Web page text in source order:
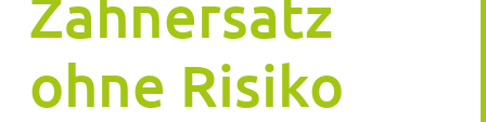
Zahnersatz
ohne Risiko